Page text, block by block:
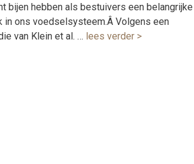
bijen hebben als bestuivers een belangrijke
in ons voedselsysteem.Â Volgens een
van Klein et al. … lees verder >